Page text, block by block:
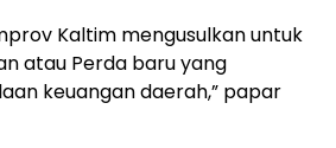
Kaltim mengusulkan untuk
atau Perda baru yang
keuangan daerah,” papar